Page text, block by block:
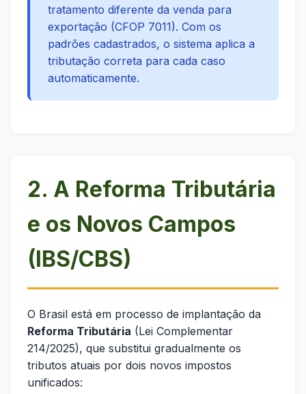
tratamento diferente da venda para
exportação (CFOP 7011). Com os
padrões cadastrados, o sistema aplica a
tributação correta para cada caso
automaticamente.
2. A Reforma Tributária
e os Novos Campos
(IBS/CBS)
O Brasil está em processo de implantação da
Reforma Tributária (Lei Complementar
214/2025), que substitui gradualmente os
tributos atuais por dois novos impostos
unificados: